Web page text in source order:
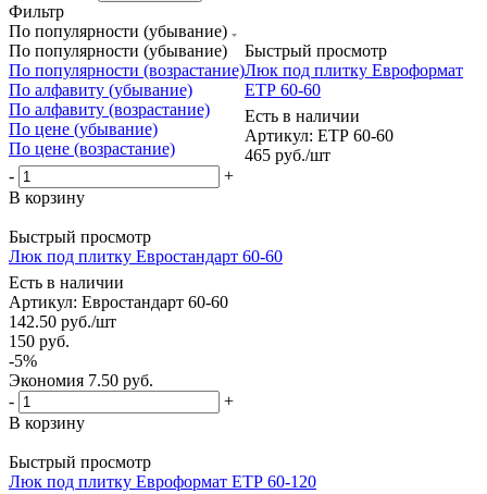
Фильтр
По популярности (убывание)
По популярности (убывание)
По популярности (возрастание)
По алфавиту (убывание)
По алфавиту (возрастание)
По цене (убывание)
По цене (возрастание)
Быстрый просмотр
Люк под плитку Евроформат
ЕТР 60-60
Есть в наличии
Артикул: ЕТР 60-60
465 руб./шт
-
+
В корзину
Быстрый просмотр
Люк под плитку Евростандарт 60-60
Есть в наличии
Артикул: Евростандарт 60-60
142.50 руб./шт
150 руб.
-5%
Экономия 7.50 руб.
-
+
В корзину
Быстрый просмотр
Люк под плитку Евроформат ЕТР 60-120